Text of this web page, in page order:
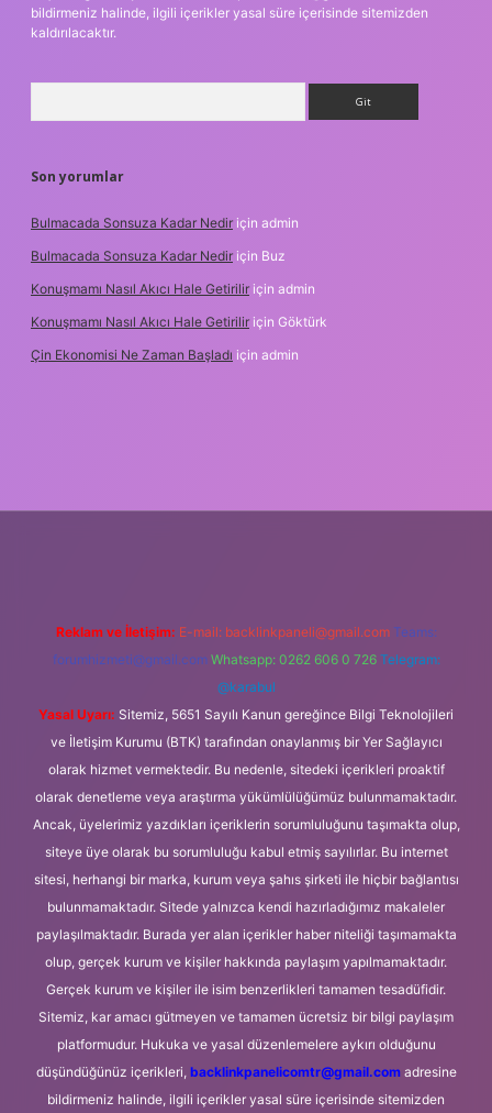
bildirmeniz halinde, ilgili içerikler yasal süre içerisinde sitemizden
kaldırılacaktır.
Son yorumlar
Bulmacada Sonsuza Kadar Nedir için admin
Bulmacada Sonsuza Kadar Nedir için Buz
Konuşmamı Nasıl Akıcı Hale Getirilir için admin
Konuşmamı Nasıl Akıcı Hale Getirilir için Göktürk
Çin Ekonomisi Ne Zaman Başladı için admin
Reklam ve İletişim: E-mail: backlinkpaneli@gmail.com Teams:
forumhizmeti@gmail.com Whatsapp: 0262 606 0 726 Telegram:
@karabul
Yasal Uyarı: Sitemiz, 5651 Sayılı Kanun gereğince Bilgi Teknolojileri
ve İletişim Kurumu (BTK) tarafından onaylanmış bir Yer Sağlayıcı
olarak hizmet vermektedir. Bu nedenle, sitedeki içerikleri proaktif
olarak denetleme veya araştırma yükümlülüğümüz bulunmamaktadır.
Ancak, üyelerimiz yazdıkları içeriklerin sorumluluğunu taşımakta olup,
siteye üye olarak bu sorumluluğu kabul etmiş sayılırlar. Bu internet
sitesi, herhangi bir marka, kurum veya şahıs şirketi ile hiçbir bağlantısı
bulunmamaktadır. Sitede yalnızca kendi hazırladığımız makaleler
paylaşılmaktadır. Burada yer alan içerikler haber niteliği taşımamakta
olup, gerçek kurum ve kişiler hakkında paylaşım yapılmamaktadır.
Gerçek kurum ve kişiler ile isim benzerlikleri tamamen tesadüfidir.
Sitemiz, kar amacı gütmeyen ve tamamen ücretsiz bir bilgi paylaşım
platformudur. Hukuka ve yasal düzenlemelere aykırı olduğunu
düşündüğünüz içerikleri, backlinkpanelicomtr@gmail.comadresine
bildirmeniz halinde, ilgili içerikler yasal süre içerisinde sitemizden